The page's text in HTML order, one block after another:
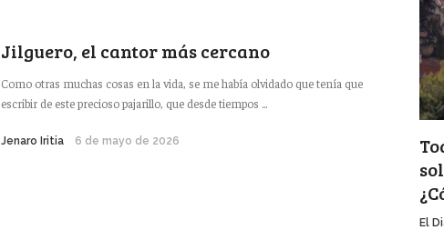
Jilguero, el cantor más cercano
Como otras muchas cosas en la vida, se me había olvidado que tenía que
escribir de este precioso pajarillo, que desde tiempos ...
Jenaro Iritia 6 de mayo de 2026
El